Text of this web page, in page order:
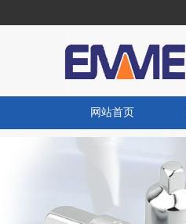
网站首页